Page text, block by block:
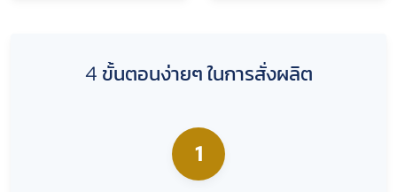
4 ขั้นตอนง่ายๆ ในการสั่งผลิต
1